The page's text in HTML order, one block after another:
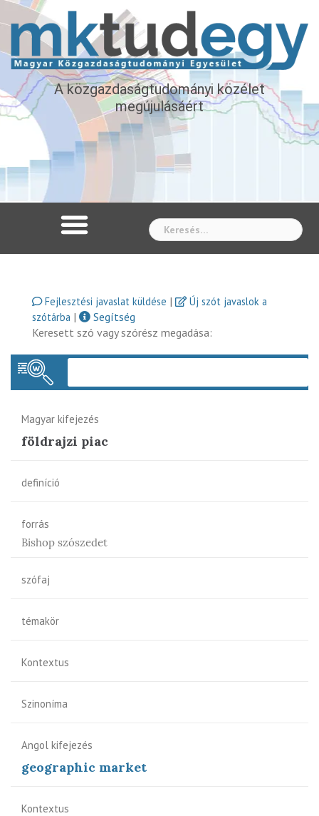
A közgazdaságtudományi közélet
megújulásáért
Fejlesztési javaslat küldése |
Új szót javaslok a
szótárba |
Segítség
Keresett szó vagy szórész megadása:
Magyar kifejezés
földrajzi piac
definíció
forrás
Bishop szószedet
szófaj
témakör
Kontextus
Szinoníma
Angol kifejezés
geographic market
Kontextus